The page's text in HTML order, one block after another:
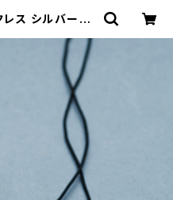
レス シルバー92
ズ アクセサリー
指輪 ギフト